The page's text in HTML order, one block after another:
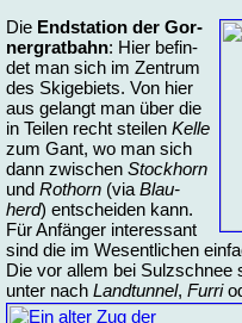
Die End­sta­ti­on der Gor­
ner­grat­bahn: Hier be­fin­
det man sich im Zen­trum
des Ski­ge­biets. Von hier
aus ge­langt man über die
in Tei­len recht stei­len Kel­le
zum Gant, wo man sich
dann zwi­schen Stock­horn
und Ro­t­horn (via Blau­
herd) ent­schei­den kann.
Für An­fän­ger in­te­res­sant
sind die im We­sent­li­chen
Die vor al­lem bei Sulz­schnee
un­ter nach Land­tun­nel, Fur­ri